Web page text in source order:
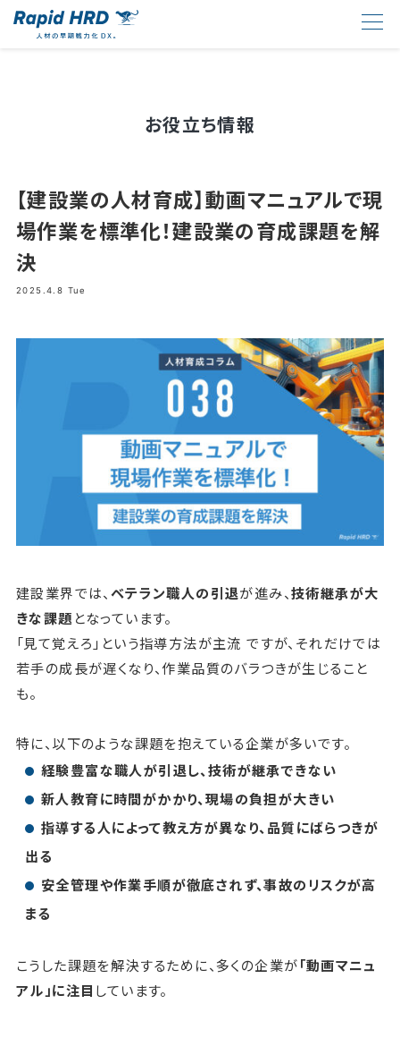
お役立ち情報
【建設業の人材育成】動画マニュアルで現
場作業を標準化！建設業の育成課題を解
決
2025.4.8 Tue
建設業界では、 ベテラン職人の引退が進み、技術継承が大
きな課題 となっています。
「見て覚えろ」という指導方法が主流 ですが、それだけでは
若手の成長が遅くなり、作業品質のバラつきが生じること
も。
特に、以下のような課題を抱えている企業が多いです。
経験豊富な職人が引退し、技術が継承できない
新人教育に時間がかかり、現場の負担が大きい
指導する人によって教え方が異なり、品質にばらつきが
出る
安全管理や作業手順が徹底されず、事故のリスクが高
まる
こうした課題を解決するために、多くの企業が 「動画マニュ
アル」に注目 しています。